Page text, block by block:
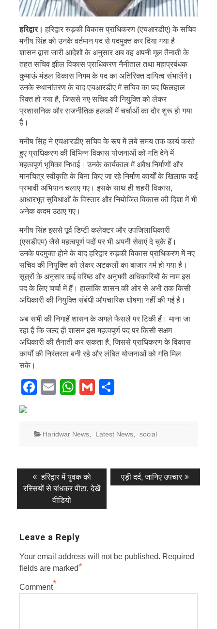
हरिद्वार।हरिद्वार रुड़की विकास प्राधिकरण (एचआरडीए) के सचिव
मनीष सिंह को उनके वर्तमान पद से पदमुक्त कर दिया गया है।
शासन द्वारा जारी आदेशों के अनुसार अब वह अपनी मूल तैनाती के
तहत सचिव झील विकास प्राधिकरण नैनीताल तथा महाप्रबंधक
कुमाऊं मंडल विकास निगम के पद का अतिरिक्त दायित्व संभालेंगे।
उनके स्थानांतरण के बाद एचआरडीए में सचिव का पद फिलहाल
रिक्त हो गया है, जिससे नए सचिव की नियुक्ति को लेकर
प्रशासनिक और राजनीतिक हलकों में चर्चाओं का दौर शुरू हो गया
है।
मनीष सिंह ने एचआरडीए सचिव के रूप में लंबे समय तक कार्य करते
हुए प्राधिकरण की विभिन्न विकास योजनाओं को गति देने में
महत्वपूर्ण भूमिका निभाई। उनके कार्यकाल में अवैध निर्माणों और
मानचित्र स्वीकृति के बिना किए जा रहे निर्माण कार्यों के खिलाफ कई
प्रभावी अभियान चलाए गए। इसके साथ ही शहरी विकास,
आधारभूत सुविधाओं के विस्तार और नियोजित विकास की दिशा में भी
अनेक कदम उठाए गए।
मनीष सिंह इससे पूर्व डिप्टी कलेक्टर और उपजिलाधिकारी
(एसडीएम) जैसे महत्वपूर्ण पदों पर भी अपनी सेवाएं दे चुके हैं।
उनके पदमुक्त होने के बाद हरिद्वार रुड़की विकास प्राधिकरण में नए
सचिव की नियुक्ति को लेकर अटकलों का बाजार गर्म हो गया है।
सूत्रों के अनुसार कई वरिष्ठ और अनुभवी अधिकारियों के नाम इस
पद के लिए चर्चा में हैं। हालांकि शासन की ओर से अभी तक किसी
अधिकारी की नियुक्ति संबंधी औपचारिक घोषणा नहीं की गई है।
अब सभी की निगाहें शासन के अगले फैसले पर टिकी हैं। माना जा
रहा है कि जल्द ही शासन इस महत्वपूर्ण पद पर किसी सक्षम
अधिकारी की तैनाती कर सकता है, जिससे प्राधिकरण के विकास
कार्यों की निरंतरता बनी रहे और लंबित योजनाओं को गति मिल
सके।
Facebook
EmailWhatsApp
Gmail
Haridwar News Latest News social
Post
navigation
Previous
post:
हरिद्वार में युवक को
रस्सियों से बांधकर पीटा, देखें
वीडियो
Next
post:
एड़ी दर्द, जानिए उपचार
Leave a Reply
Your email address will not be published. Required
fields are marked*
Comment*